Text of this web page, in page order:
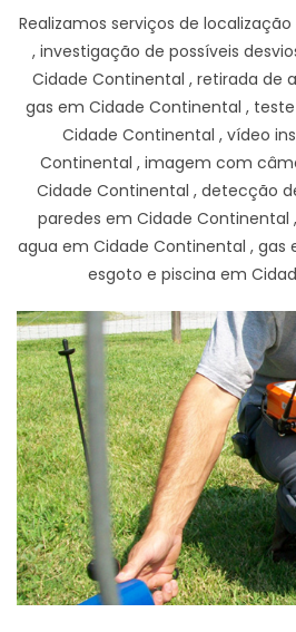
Realizamos serviços de
, investigação de possíveis
Cidade Continental , retirada de
gas em Cidade Continental ,
Cidade Continental , vídeo
Continental , imagem com
Cidade Continental , detecção
paredes em Cidade
agua em Cidade Continental , gas
esgoto e piscina em